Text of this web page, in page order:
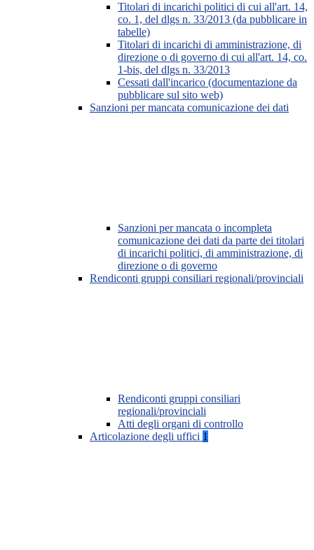
Titolari di incarichi politici di cui all'art. 14,
co. 1, del dlgs n. 33/2013 (da pubblicare in
tabelle)
Titolari di incarichi di amministrazione, di
direzione o di governo di cui all'art. 14, co.
1-bis, del dlgs n. 33/2013
Cessati dall'incarico (documentazione da
pubblicare sul sito web)
Sanzioni per mancata comunicazione dei dati
Sanzioni per mancata o incompleta
comunicazione dei dati da parte dei titolari
di incarichi politici, di amministrazione, di
direzione o di governo
Rendiconti gruppi consiliari regionali/provinciali
Rendiconti gruppi consiliari
regionali/provinciali
Atti degli organi di controllo
Articolazione degli uffici 1